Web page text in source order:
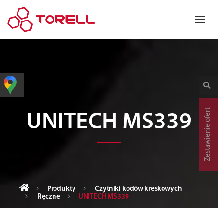
UNITECH MS339
Produkty
Czytniki kodów kreskowych
Ręczne
UNITECH MS339
Zestawienie ofert